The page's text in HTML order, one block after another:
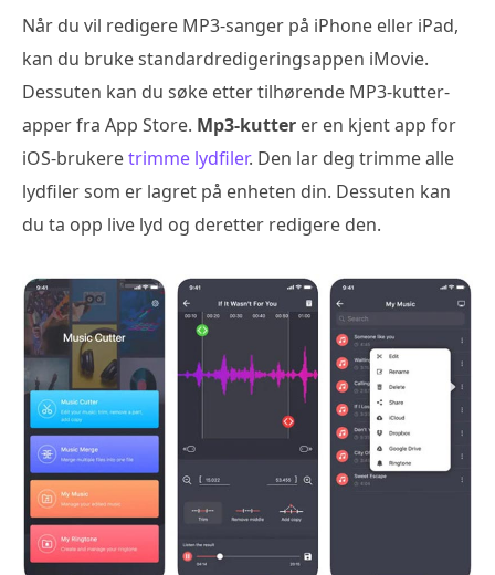
Når du vil redigere MP3-sanger på iPhone eller iPad,
kan du bruke standardredigeringsappen iMovie.
Dessuten kan du søke etter tilhørende MP3-kutter-
apper fra App Store. Mp3-kutter er en kjent app for
iOS-brukeretrimme lydfiler. Den lar deg trimme alle
lydfiler som er lagret på enheten din. Dessuten kan
du ta opp live lyd og deretter redigere den.